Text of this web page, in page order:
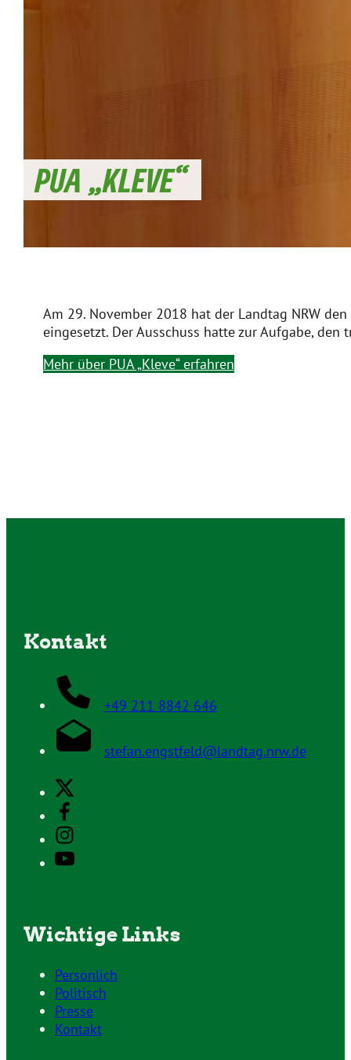
PUA „KLEVE“
Am 29. November 2018 hat der Landtag NRW
eingesetzt. Der Ausschuss hatte zur Aufgabe,
Mehr über PUA „Kleve“ erfahren
Kontakt
+49 211 8842 646
stefan.engstfeld@landtag.nrw.de
Wichtige Links
Persönlich
Politisch
Presse
Kontakt